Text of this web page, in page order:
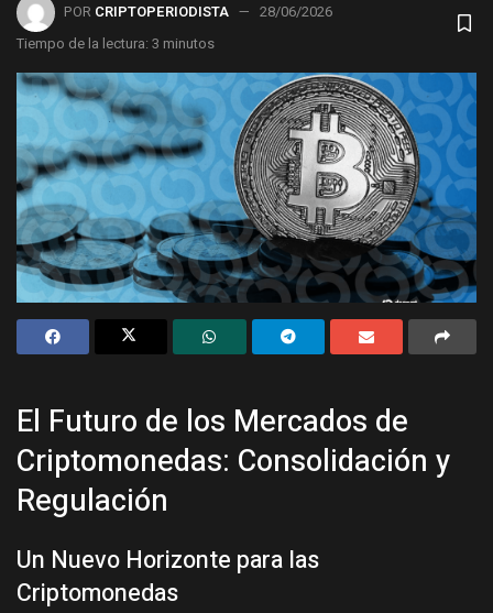
POR CRIPTOPERIODISTA
28/06/2026
Tiempo de la lectura: 3 minutos
El Futuro de los Mercados de
Criptomonedas: Consolidación y
Regulación
Un Nuevo Horizonte para las
Criptomonedas